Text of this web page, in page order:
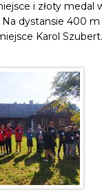
i złoty medal
dystansie 400 m
Karol Szubert.